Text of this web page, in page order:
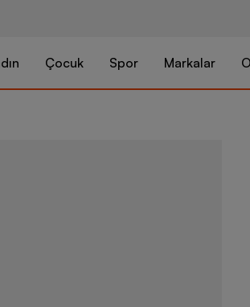
Çocuk Spor Markalar
adidas